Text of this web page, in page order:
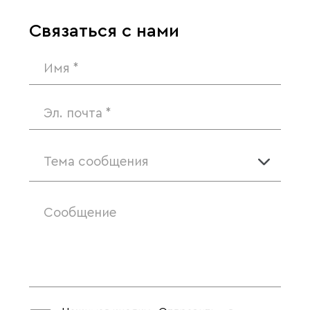
Связаться с нами
Тема сообщения